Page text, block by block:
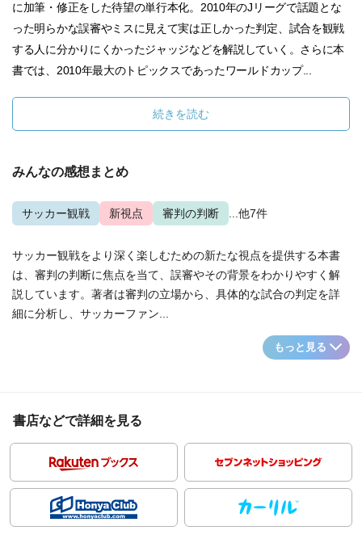
に加筆・修正をした待望の単行本化。2010年のJリーグで話題とな
った明らかな誤審やミスに見えて実は正しかった判定、試合を観戦
する人に分かりにくかったジャッジなどを解説していく。さらに本
書では、2010年最大のトピックスであったワールドカップ...
続きを読む
みんなの感想まとめ
サッカー観戦 新視点 審判の判断 ...他7件
サッカー観戦をより深く楽しむための新たな視点を提供する本書
は、審判の判断に焦点を当て、誤審やその背景をわかりやすく解
説しています。著者は審判の立場から、具体的な試合の判定を詳
細に分析し、サッカーファン...
もっと見る
書店などで詳細を見る